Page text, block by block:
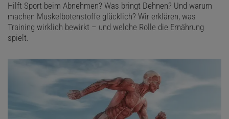
Hilft Sport beim Abnehmen? Was bringt Dehnen? Und warum
machen Muskelbotenstoffe glücklich? Wir erklären, was
Training wirklich bewirkt – und welche Rolle die Ernährung
spielt.